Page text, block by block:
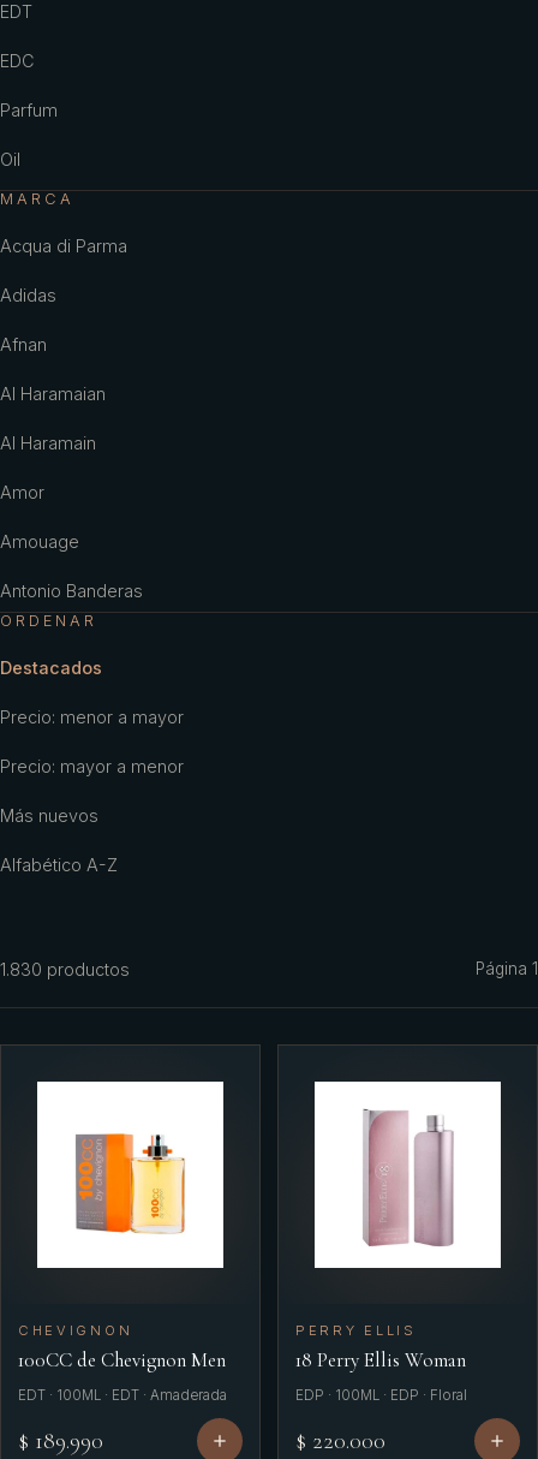
EDT
EDC
Parfum
Oil
MARCA
Acqua di Parma
Adidas
Afnan
Al Haramaian
Al Haramain
Amor
Amouage
Antonio Banderas
Benetton
Bharara
Britney Spears
Bvlgari
ORDENAR
Destacados
Precio: menor a mayor
Precio: mayor a menor
Más nuevos
Alfabético A-Z
1.830 productos Página 1
CHEVIGNON
100CC de Chevignon Men
EDT · 100ML · EDT · Amaderada
$ 189.990
PERRY ELLIS
18 Perry Ellis Woman
EDP · 100ML · EDP · Floral
$ 220.000